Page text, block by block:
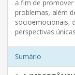
a fim de
problemas, além
socioemocionais,
perspectivas
Sumário